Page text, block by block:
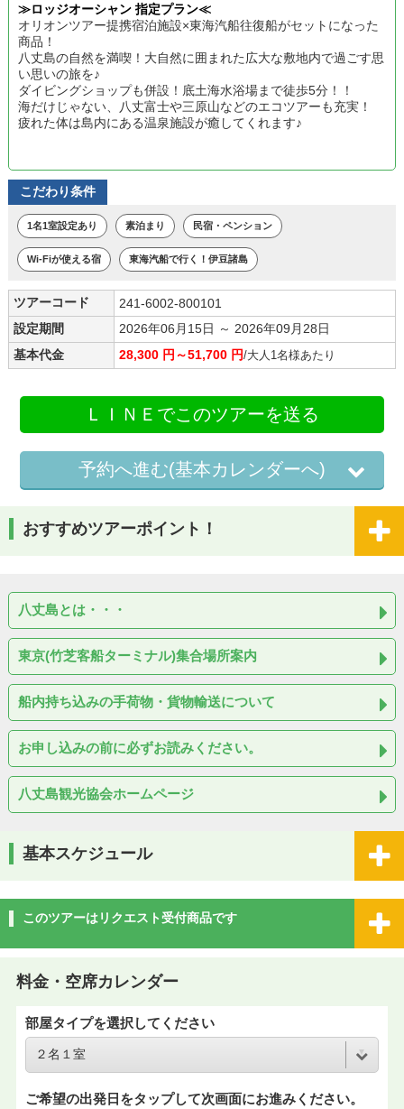
≫ロッジオーシャン 指定プラン≪
オリオンツアー提携宿泊施設×東海汽船往復船がセットになった
商品！
八丈島の自然を満喫！大自然に囲まれた広大な敷地内で過ごす思
い思いの旅を♪
ダイビングショップも併設！底土海水浴場まで徒歩5分！！
海だけじゃない、八丈富士や三原山などのエコツアーも充実！
疲れた体は島内にある温泉施設が癒してくれます♪
こだわり条件
1名1室設定あり 素泊まり 民宿・ペンション
Wi-Fiが使える宿 東海汽船で行く！伊豆諸島
ツアーコード
241-6002-800101
設定期間
2026年06月15日 ～ 2026年09月28日
基本代金
28,300 円～51,700 円/大人1名様あたり
ＬＩＮＥでこのツアーを送る
予約へ進む(基本カレンダーへ)
おすすめツアーポイント！
八丈島とは・・・
東京(竹芝客船ターミナル)集合場所案内
船内持ち込みの手荷物・貨物輸送について
お申し込みの前に必ずお読みください。
八丈島観光協会ホームページ
基本スケジュール
このツアーはリクエスト受付商品です
料金・空席カレンダー
部屋タイプを選択してください
ご希望の出発日をタップして次画面にお進みください。